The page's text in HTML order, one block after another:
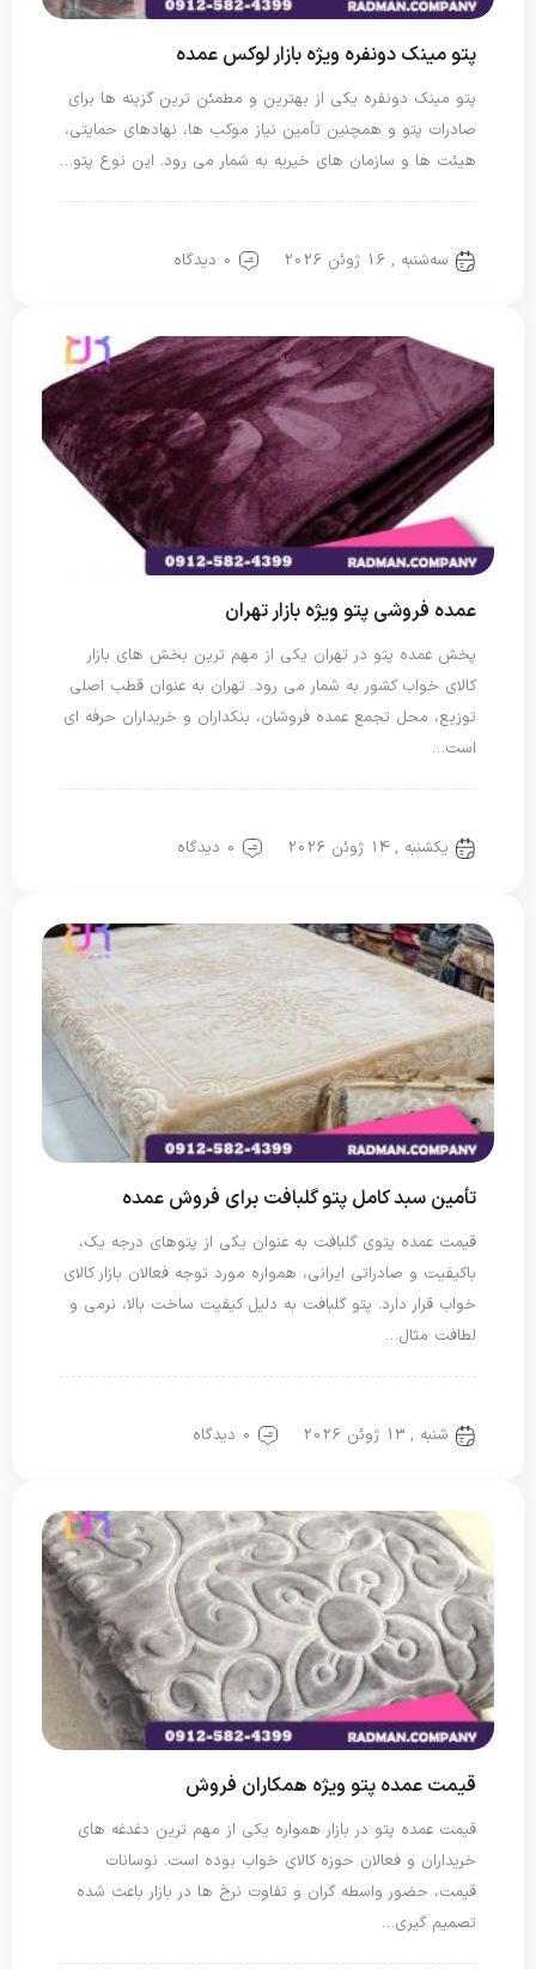
پتو مینک دونفره ویژه بازار لوکس عمده
پتو مینک دونفره یکی از بهترین و مطمئن ترین گزینه ها برای
صادرات پتو و همچنین تأمین نیاز موکب ها، نهادهای حمایتی،
هیئت ها و سازمان های خیریه به شمار می رود. این نوع پتو…
سه‌شنبه , 16 ژوئن 2026 0 دیدگاه
عمده فروشی پتو ویژه بازار تهران
پخش عمده پتو در تهران یکی از مهم ترین بخش های بازار
کالای خواب کشور به شمار می رود. تهران به عنوان قطب اصلی
توزیع، محل تجمع عمده فروشان، بنکداران و خریداران حرفه ای
است…
یکشنبه , 14 ژوئن 2026 0 دیدگاه
تأمین سبد کامل پتو گلبافت برای فروش عمده
قیمت عمده پتوی گلبافت به عنوان یکی از پتوهای درجه یک،
باکیفیت و صادراتی ایرانی، همواره مورد توجه فعالان بازار کالای
خواب قرار دارد. پتو گلبافت به دلیل کیفیت ساخت بالا، نرمی و
لطافت مثال…
شنبه , 13 ژوئن 2026 0 دیدگاه
قیمت عمده پتو ویژه همکاران فروش
قیمت عمده پتو در بازار همواره یکی از مهم ترین دغدغه های
خریداران و فعالان حوزه کالای خواب بوده است. نوسانات
قیمت، حضور واسطه گران و تفاوت نرخ ها در بازار باعث شده
تصمیم گیری…